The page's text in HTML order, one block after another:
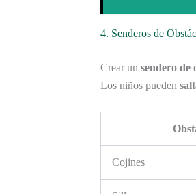
4. Senderos de
Crear un sendero de
Los niños pueden
Cojines